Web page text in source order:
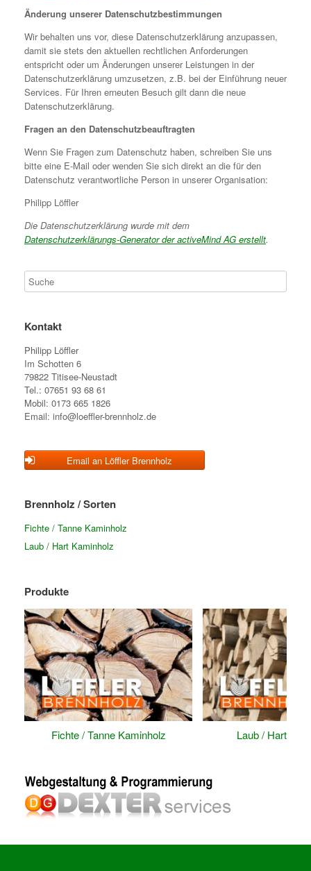
Änderung unserer Datenschutzbestimmungen
Wir behalten uns vor, diese Datenschutzerklärung anzupassen,
damit sie stets den aktuellen rechtlichen Anforderungen
entspricht oder um Änderungen unserer Leistungen in der
Datenschutzerklärung umzusetzen, z.B. bei der Einführung neuer
Services. Für Ihren erneuten Besuch gilt dann die neue
Datenschutzerklärung.
Fragen an den Datenschutzbeauftragten
Wenn Sie Fragen zum Datenschutz haben, schreiben Sie uns
bitte eine E-Mail oder wenden Sie sich direkt an die für den
Datenschutz verantwortliche Person in unserer Organisation:
Philipp Löffler
Die Datenschutzerklärung wurde mit dem
Datenschutzerklärungs-Generator der activeMind AG erstellt.
Kontakt
Philipp Löffler
Im Schotten 6
79822 Titisee-Neustadt
Tel.: 07651 93 68 61
Mobil: 0173 665 1826
Email: info@loeffler-brennholz.de
Email an Löffler Brennholz
Brennholz / Sorten
Fichte / Tanne Kaminholz
Laub / Hart Kaminholz
Produkte
Fichte / Tanne Kaminholz Laub / Hart